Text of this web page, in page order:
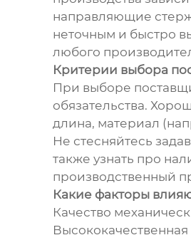
направляющие
неточным и быстро
любого
Критерии выбора
При выборе
обязательства.
длина, материал
Не стесняйтесь
также узнать про
производственный
Какие факторы
Качество